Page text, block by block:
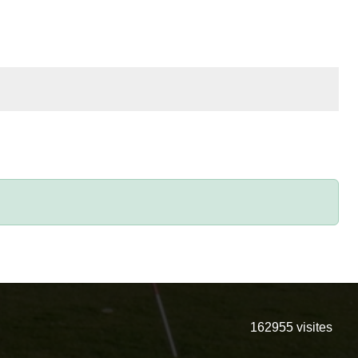
162955 visites